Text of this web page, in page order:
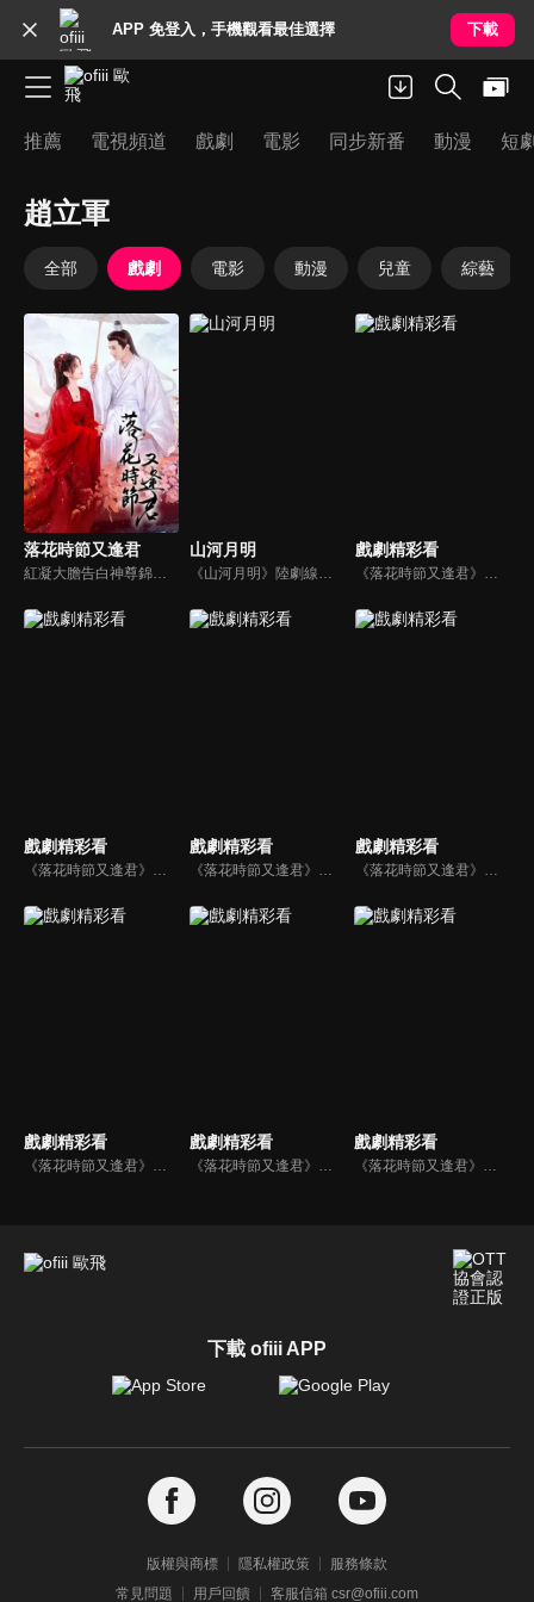
APP 免登入，手機觀看最佳選擇 下載
推薦 電視頻道 戲劇 電影 同步新番 動漫 短
趙立軍
全部 戲劇 電影 動漫 兒童 綜藝
落花時節又逢君
紅凝大膽告白神尊錦繡，卻被告知仙妖有別。但因為與錦繡的約定，她開始漫漫修仙之路。落花時節，她修行上天，卻得知他娶別人為妻，紅凝毅然轉身，拋棄仙道，永墮輪回。錦繡逆天改命，讓她重生，欲彌補當初的虧欠。一世守護，一世並肩，落花時節，兩人再次相見，紅凝是錦繡躲不開的命定情劫...
山河月明
《山河月明》陸劇線上看。朱元璋的第四子燕王朱棣少年時代追隨元帥徐達，喋血沙場，歷經戰陣，終於成為合格的軍事統帥。太祖駕崩後，繼位的建文皇帝朱允炆在母族及齊泰等人的蠱惑下，將屠刀對準了朱氏皇族，湘王朱柏不堪受辱，舉火自焚。盛怒之下的朱棣舉起奉天靖難的旗幟，展開了一場戰爭...
戲劇精彩看
《落花時節又逢君》預告_喜劇篇
戲劇精彩看 戲劇精彩看 戲劇精彩看
戲劇精彩看 戲劇精彩看 戲劇精彩看
下載 ofiii APP
版權與商標 隱私權政策
服務條款
常見問題
用戶回饋 客服信箱 csr@ofiii.com